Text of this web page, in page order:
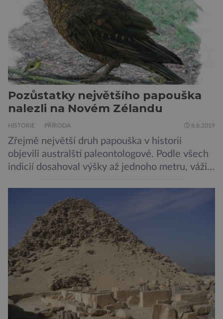
záběru pořízeného pomocí přehlídkového
teleskopu ESO/VST odhaluje detaily
jednotlivých astronomických objektů, […]
Pozůstatky největšího papouška
nalezli na Novém Zélandu
HISTORIE PŘÍRODA 8.8.2019
Zřejmě největší druh papouška v historii
objevili australští paleontologové. Podle všech
indicií dosahoval výšky až jednoho metru, vážil
pojmenování Heracles inexpectatus a doba
jeho života je datována přibližně před 19
miliony lety. „Nový Zéland je dobře známý
svými velkými nelétavými ptáky. Dominantní
[…]